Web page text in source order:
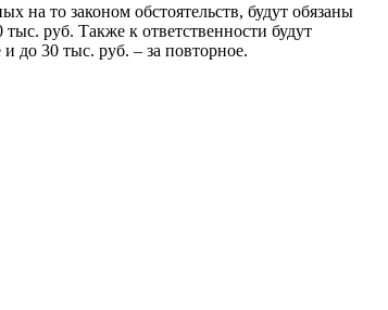
на то законом обстоятельств, будут обязаны
руб. Также к ответственности будут
до 30 тыс. руб. – за повторное.